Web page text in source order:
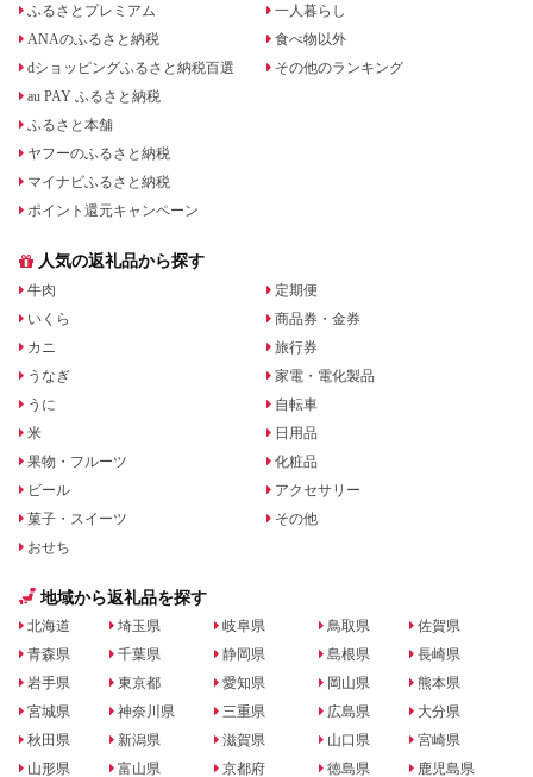
ふるさとプレミアム
ANAのふるさと納税
dショッピングふるさと納税百選
au PAY ふるさと納税
ふるさと本舗
ヤフーのふるさと納税
マイナビふるさと納税
ポイント還元キャンペーン
一人暮らし
食べ物以外
その他のランキング
人気の返礼品から探す
牛肉
いくら
カニ
うなぎ
うに
米
果物・フルーツ
ビール
菓子・スイーツ
おせち
定期便
商品券・金券
旅行券
家電・電化製品
自転車
日用品
化粧品
アクセサリー
その他
地域から返礼品を探す
北海道
青森県
岩手県
宮城県
秋田県
山形県
埼玉県
千葉県
東京都
神奈川県
新潟県
富山県
岐阜県
静岡県
愛知県
三重県
滋賀県
京都府
鳥取県
島根県
岡山県
広島県
山口県
徳島県
佐賀県
長崎県
熊本県
大分県
宮崎県
鹿児島県